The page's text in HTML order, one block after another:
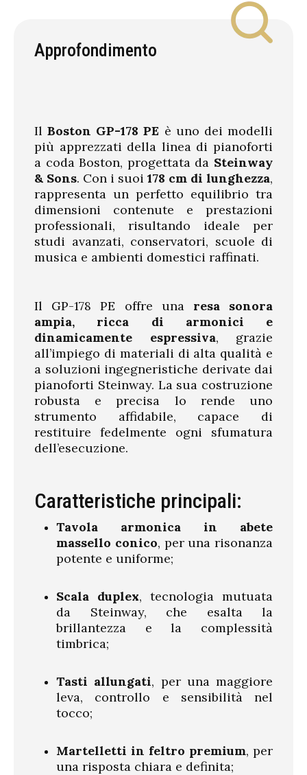
Approfondimento
IlBoston GP-178 PE è uno dei modelli
più apprezzati della linea di pianoforti
a coda Boston, progettata da Steinway
& Sons. Con i suoi 178 cm di lunghezza,
rappresenta un perfetto equilibrio tra
dimensioni contenute e prestazioni
professionali, risultando ideale per
studi avanzati, conservatori, scuole di
musica e ambienti domestici raffinati.
Il GP-178 PE offre una resa sonora
ampia, ricca di armonici e
dinamicamente espressiva, grazie
all’impiego di materiali di alta qualità e
a soluzioni ingegneristiche derivate dai
pianoforti Steinway. La sua costruzione
robusta e precisa lo rende uno
strumento affidabile, capace di
restituire fedelmente ogni sfumatura
dell’esecuzione.
Caratteristiche principali:
Tavola armonica in abete
massello conico, per una risonanza
potente e uniforme;
Scala duplex, tecnologia mutuata
da Steinway, che esalta la
brillantezza e la complessità
timbrica;
Tasti allungati, per una maggiore
leva, controllo e sensibilità nel
tocco;
Martelletti in feltro premium, per
una risposta chiara e definita;